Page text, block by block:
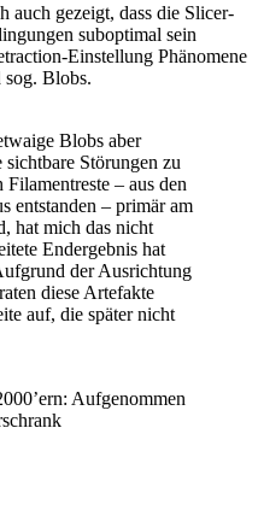
auch gezeigt, dass die Slicer-
suboptimal sein
Einstellung Phänomene
Blobs.
Blobs aber
Störungen zu
– aus den
entstanden – primär am
hat mich das nicht
Endergebnis hat
der Ausrichtung
diese Artefakte
auf, die später nicht
Aufgenommen